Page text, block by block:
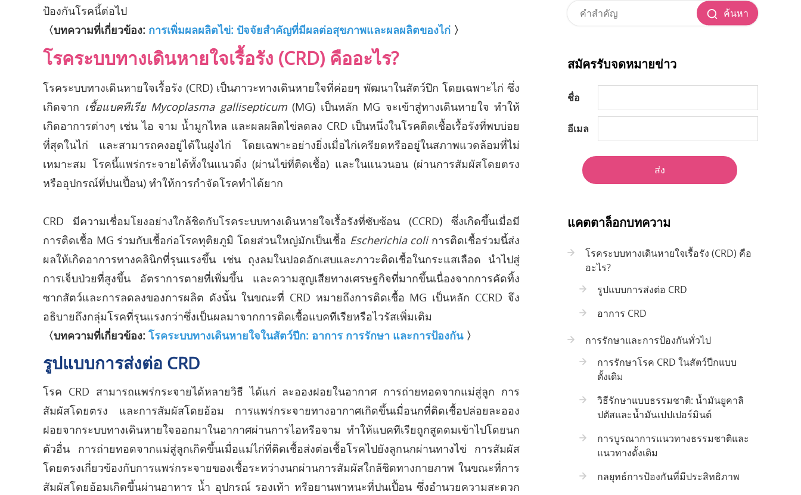
ป้องกันโรคนี้ต่อไป
〈บทความที่เกี่ยวข้อง: การเพิ่มผลผลิตไข่: ปัจจัยสำคัญที่มีผลต่อสุขภาพและผลผลิตของไก่ 〉
โรคระบบทางเดินหายใจเรื้อรัง (CRD) คืออะไร?
โรคระบบทางเดินหายใจเรื้อรัง (CRD) เป็นภาวะทางเดินหายใจที่ค่อยๆ พัฒนาในสัตว์ปีก โดยเฉพาะไก่ ซึ่ง
เกิดจาก เชื้อแบคทีเรีย Mycoplasma gallisepticum(MG) เป็นหลัก MG จะเข้าสู่ทางเดินหายใจ ทำให้
เกิดอาการต่างๆ เช่น ไอ จาม น้ำมูกไหล และผลผลิตไข่ลดลง CRD เป็นหนึ่งในโรคติดเชื้อเรื้อรังที่พบบ่อย
ที่สุดในไก่ และสามารถคงอยู่ได้ในฝูงไก่ โดยเฉพาะอย่างยิ่งเมื่อไก่เครียดหรืออยู่ในสภาพแวดล้อมที่ไม่
เหมาะสม โรคนี้แพร่กระจายได้ทั้งในแนวดิ่ง (ผ่านไข่ที่ติดเชื้อ) และในแนวนอน (ผ่านการสัมผัสโดยตรง
หรืออุปกรณ์ที่ปนเปื้อน) ทำให้การกำจัดโรคทำได้ยาก
CRD มีความเชื่อมโยงอย่างใกล้ชิดกับโรคระบบทางเดินหายใจเรื้อรังที่ซับซ้อน (CCRD) ซึ่งเกิดขึ้นเมื่อมี
การติดเชื้อ MG ร่วมกับเชื้อก่อโรคทุติยภูมิ โดยส่วนใหญ่มักเป็นเชื้อ Escherichia coliการติดเชื้อร่วมนี้ส่ง
ผลให้เกิดอาการทางคลินิกที่รุนแรงขึ้น เช่น ถุงลมในปอดอักเสบและภาวะติดเชื้อในกระแสเลือด นำไปสู่
การเจ็บป่วยที่สูงขึ้น อัตราการตายที่เพิ่มขึ้น และความสูญเสียทางเศรษฐกิจที่มากขึ้นเนื่องจากการคัดทิ้ง
ซากสัตว์และการลดลงของการผลิต ดังนั้น ในขณะที่ CRD หมายถึงการติดเชื้อ MG เป็นหลัก CCRD จึง
อธิบายถึงกลุ่มโรคที่รุนแรงกว่าซึ่งเป็นผลมาจากการติดเชื้อแบคทีเรียหรือไวรัสเพิ่มเติม
〈บทความที่เกี่ยวข้อง: โรคระบบทางเดินหายใจในสัตว์ปีก: อาการ การรักษา และการป้องกัน〉
รูปแบบการส่งต่อ CRD
โรค CRD สามารถแพร่กระจายได้หลายวิธี ได้แก่ ละอองฝอยในอากาศ การถ่ายทอดจากแม่สู่ลูก การ
สัมผัสโดยตรง และการสัมผัสโดยอ้อม การแพร่กระจายทางอากาศเกิดขึ้นเมื่อนกที่ติดเชื้อปล่อยละออง
ฝอยจากระบบทางเดินหายใจออกมาในอากาศผ่านการไอหรือจาม ทำให้แบคทีเรียถูกสูดดมเข้าไปโดยนก
ตัวอื่น การถ่ายทอดจากแม่สู่ลูกเกิดขึ้นเมื่อแม่ไก่ที่ติดเชื้อส่งต่อเชื้อโรคไปยังลูกนกผ่านทางไข่ การสัมผัส
โดยตรงเกี่ยวข้องกับการแพร่กระจายของเชื้อระหว่างนกผ่านการสัมผัสใกล้ชิดทางกายภาพ ในขณะที่การ
สัมผัสโดยอ้อมเกิดขึ้นผ่านอาหาร น้ำ อุปกรณ์ รองเท้า หรือยานพาหนะที่ปนเปื้อน ซึ่งอำนวยความสะดวก
ค้นหา
สมัครรับจดหมายข่าว
ชื่อ
อีเมล
ส่ง
แคตตาล็อกบทความ
โรคระบบทางเดินหายใจเรื้อรัง (CRD) คือ
อะไร?
รูปแบบการส่งต่อ CRD
อาการ CRD
การรักษาและการป้องกันทั่วไป
การรักษาโรค CRD ในสัตว์ปีกแบบ
ดั้งเดิม
วิธีรักษาแบบธรรมชาติ: น้ำมันยูคาลิ
ปตัสและน้ำมันเปปเปอร์มินต์
การบูรณาการแนวทางธรรมชาติและ
แนวทางดั้งเดิม
กลยุทธ์การป้องกันที่มีประสิทธิภาพ